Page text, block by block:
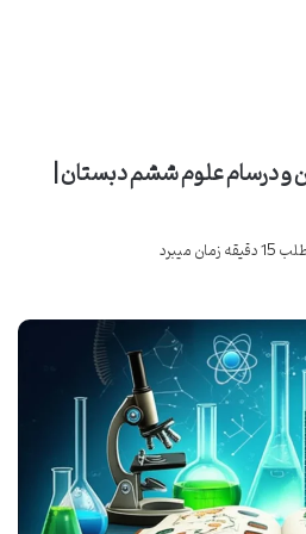
و درسام علوم ششم دبستان |
میبرد